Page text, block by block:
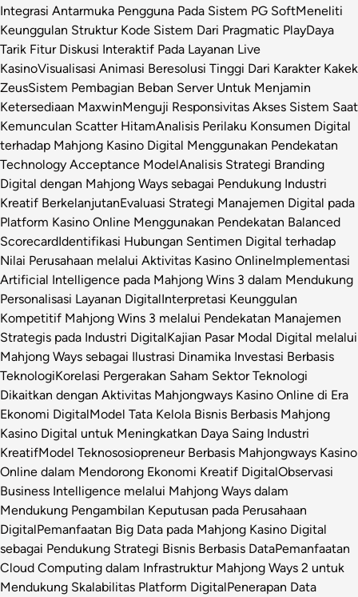
Integrasi Antarmuka Pengguna Pada Sistem PG SoftMeneliti
Keunggulan Struktur Kode Sistem Dari Pragmatic PlayDaya
Tarik Fitur Diskusi Interaktif Pada Layanan Live
KasinoVisualisasi Animasi Beresolusi Tinggi Dari Karakter Kakek
ZeusSistem Pembagian Beban Server Untuk Menjamin
Ketersediaan MaxwinMenguji Responsivitas Akses Sistem Saat
Kemunculan Scatter HitamAnalisis Perilaku Konsumen Digital
terhadap Mahjong Kasino Digital Menggunakan Pendekatan
Technology Acceptance ModelAnalisis Strategi Branding
Digital dengan Mahjong Ways sebagai Pendukung Industri
Kreatif BerkelanjutanEvaluasi Strategi Manajemen Digital pada
Platform Kasino Online Menggunakan Pendekatan Balanced
ScorecardIdentifikasi Hubungan Sentimen Digital terhadap
Nilai Perusahaan melalui Aktivitas Kasino OnlineImplementasi
Artificial Intelligence pada Mahjong Wins 3 dalam Mendukung
Personalisasi Layanan DigitalInterpretasi Keunggulan
Kompetitif Mahjong Wins 3 melalui Pendekatan Manajemen
Strategis pada Industri DigitalKajian Pasar Modal Digital melalui
Mahjong Ways sebagai Ilustrasi Dinamika Investasi Berbasis
TeknologiKorelasi Pergerakan Saham Sektor Teknologi
Dikaitkan dengan Aktivitas Mahjongways Kasino Online di Era
Ekonomi DigitalModel Tata Kelola Bisnis Berbasis Mahjong
Kasino Digital untuk Meningkatkan Daya Saing Industri
KreatifModel Teknososiopreneur Berbasis Mahjongways Kasino
Online dalam Mendorong Ekonomi Kreatif DigitalObservasi
Business Intelligence melalui Mahjong Ways dalam
Mendukung Pengambilan Keputusan pada Perusahaan
DigitalPemanfaatan Big Data pada Mahjong Kasino Digital
sebagai Pendukung Strategi Bisnis Berbasis DataPemanfaatan
Cloud Computing dalam Infrastruktur Mahjong Ways 2 untuk
Mendukung Skalabilitas Platform DigitalPenerapan Data